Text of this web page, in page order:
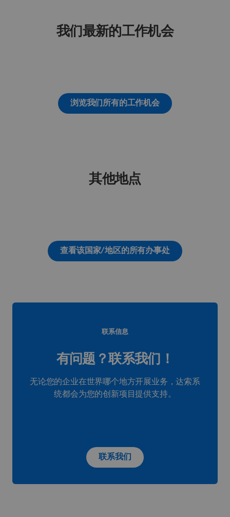
我们最新的工作机会
浏览我们所有的工作机会
其他地点
查看该国家/地区的所有办事处
联系信息
有问题？联系我们！
无论您的企业在世界哪个地方开展业务，达索系
统都会为您的创新项目提供支持。
联系我们